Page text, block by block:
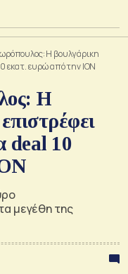
Η βουλγάρικη
εκατ. ευρώ από την ΙΟΝ
Η
deal 10
μεγέθη της